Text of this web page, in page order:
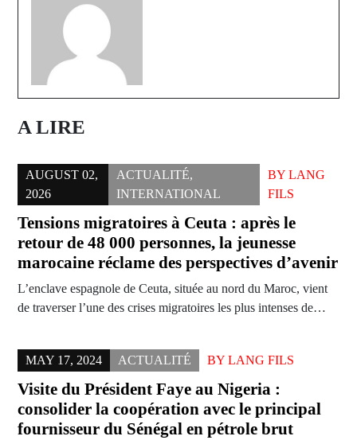
A LIRE
AUGUST 02,
2026
ACTUALITÉ,
INTERNATIONAL
BY LANG
FILS
Tensions migratoires à Ceuta : après le
retour de 48 000 personnes, la jeunesse
marocaine réclame des perspectives d’avenir
L’enclave espagnole de Ceuta, située au nord du Maroc, vient
de traverser l’une des crises migratoires les plus intenses de…
MAY 17, 2024 ACTUALITÉ BY LANG FILS
Visite du Président Faye au Nigeria :
consolider la coopération avec le principal
fournisseur du Sénégal en pétrole brut